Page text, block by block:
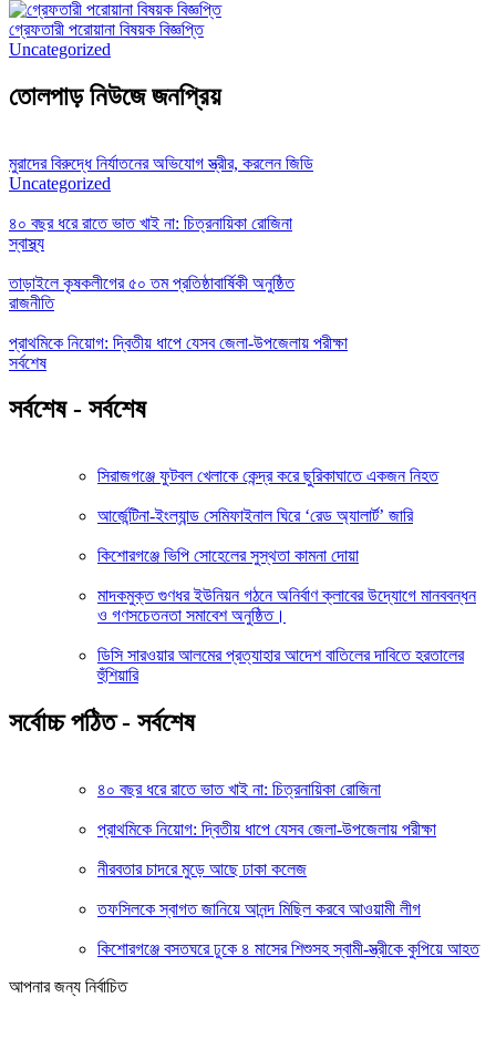
গ্রেফতারী পরোয়ানা বিষয়ক বিজ্ঞপ্তি
Uncategorized
তোলপাড় নিউজে জনপ্রিয়
মুরাদের বিরুদ্ধে নির্যাতনের অভিযোগ স্ত্রীর, করলেন জিডি
Uncategorized
৪০ বছর ধরে রাতে ভাত খাই না: চিত্রনায়িকা রোজিনা
স্বাস্থ্য
তাড়াইলে কৃষকলীগের ৫০ তম প্রতিষ্ঠাবার্ষিকী অনুষ্ঠিত
রাজনীতি
প্রাথমিকে নিয়োগ: দ্বিতীয় ধাপে যেসব জেলা-উপজেলায় পরীক্ষা
সর্বশেষ
সর্বশেষ - সর্বশেষ
সিরাজগঞ্জে ফুটবল খেলাকে কেন্দ্র করে ছুরিকাঘাতে একজন নিহত
আর্জেন্টিনা-ইংল্যান্ড সেমিফাইনাল ঘিরে ‘রেড অ্যালার্ট’ জারি
কিশোরগঞ্জে ভিপি সোহেলের সুস্থতা কামনা দোয়া
মাদকমুক্ত গুণধর ইউনিয়ন গঠনে অনির্বাণ ক্লাবের উদ্যোগে মানববন্ধন
ও গণসচেতনতা সমাবেশ অনুষ্ঠিত।
ডিসি সারওয়ার আলমের প্রত্যাহার আদেশ বাতিলের দাবিতে হরতালের
হুঁশিয়ারি
সর্বোচ্চ পঠিত - সর্বশেষ
৪০ বছর ধরে রাতে ভাত খাই না: চিত্রনায়িকা রোজিনা
প্রাথমিকে নিয়োগ: দ্বিতীয় ধাপে যেসব জেলা-উপজেলায় পরীক্ষা
নীরবতার চাদরে মুড়ে আছে ঢাকা কলেজ
তফসিলকে স্বাগত জানিয়ে আনন্দ মিছিল করবে আওয়ামী লীগ
কিশোরগঞ্জে বসতঘরে ঢুকে ৪ মাসের শিশুসহ স্বামী-স্ত্রীকে কুপিয়ে আহত
আপনার জন্য নির্বাচিত